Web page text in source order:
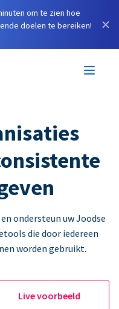
om te zien hoe
doelen te bereiken!
×
ondersteun uw Joodse
die door iedereen
worden gebruikt.
Live voorbeeld